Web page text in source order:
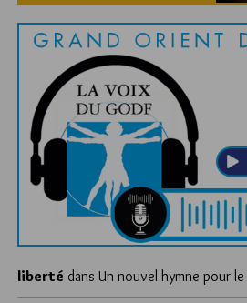
liberté dans Un nouvel hymne pour le